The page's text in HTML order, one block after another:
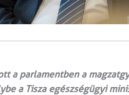
a parlamentben a
a Tisza egészségügyi